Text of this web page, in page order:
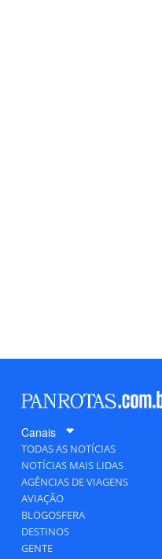
Canais
TODAS AS NOTÍCIAS
NOTÍCIAS MAIS LIDAS
AGÊNCIAS DE VIAGENS
AVIAÇÃO
BLOGOSFERA
DESTINOS
GENTE